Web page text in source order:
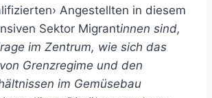
Angestellten in diesem
Sektor Migrantinnen sind,
im Zentrum, wie sich das
Grenzregime und den
im Gemüsebau